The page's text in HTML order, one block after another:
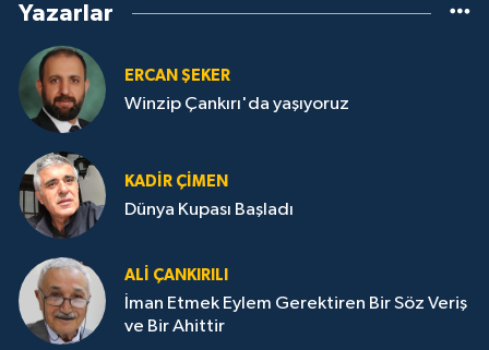
Yazarlar
ERCAN ŞEKER
Winzip Çankırı'da yaşıyoruz
KADIR ÇIMEN
Dünya Kupası Başladı
ALI ÇANKIRILI
İman Etmek Eylem Gerektiren Bir Söz Veriş
ve Bir Ahittir